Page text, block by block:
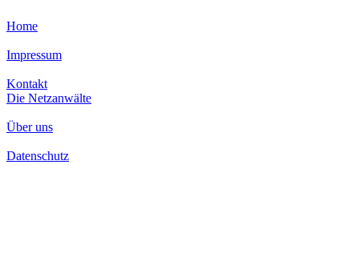
Home
Impressum
Kontakt
Die Netzanwälte
Über uns
Datenschutz